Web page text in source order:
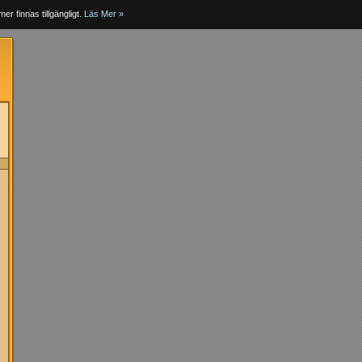
finnas tillgängligt. Läs Mer »